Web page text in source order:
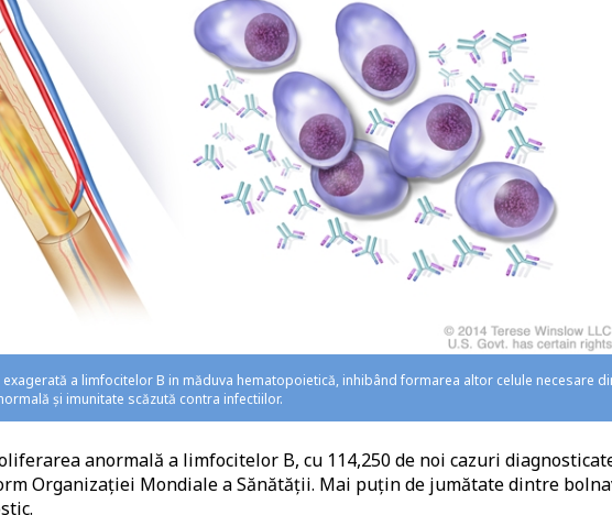
a limfocitelor B in măduva hematopoietică, inhibând formarea altor celule necesare
și imunitate scăzută contra infectiilor.
anormală a limfocitelor B, cu 114,250 de noi cazuri
Organizației Mondiale a Sănătății. Mai puțin de jumătate dintre